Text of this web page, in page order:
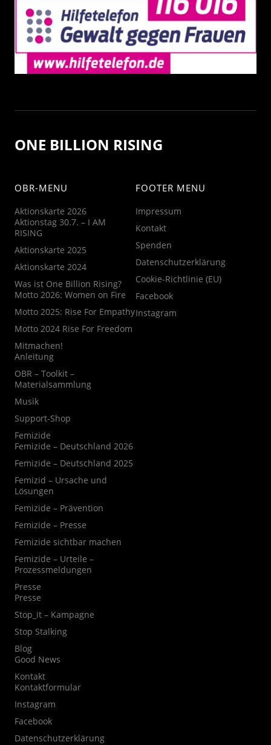
ONE BILLION RISING
OBR-MENU
Aktionskarte 2026
Aktionstag 30.7. – I AM
RISING
Aktionskarte 2025
Aktionskarte 2024
Was ist One Billion Rising?
Motto 2026: Women on Fire
Motto 2025: Rise For Empathy
Motto 2024 Rise For Freedom
Mitmachen!
Anleitung
OBR – Toolkit –
Materialsammlung
Musik
Support-Shop
Femizide
Femizide – Deutschland 2026
Femizide – Deutschland 2025
Femizid – Ursache und
Lösungen
Femizide – Prävention
Femizide – Presse
Femizide sichtbar machen
Femizide – Urteile –
Prozessmeldungen
Presse
Presse
Stop_it – Kampagne
Stop Stalking
Blog
Good News
Kontakt
Kontaktformular
Instagram
Facebook
Datenschutzerklärung
FOOTER MENU
Impressum
Kontakt
Spenden
Datenschutzerklärung
Cookie-Richtlinie (EU)
Facebook
Instagram